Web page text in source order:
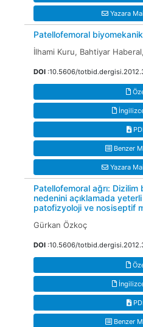
Yazara
Patellofemoral biyomekanik
İlhami Kuru, Bahtiyar Haberal,
DOI :10.5606/
Benzer
Yazara
Patellofemoral ağrı: Dizilim
nedenini açıklamada
patofizyoloji ve nosiseptif
Gürkan Özkoç
DOI :10.5606/
Benzer